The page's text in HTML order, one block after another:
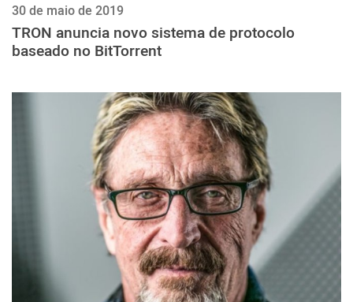
30 de maio de 2019
TRON anuncia novo sistema de protocolo
baseado no BitTorrent